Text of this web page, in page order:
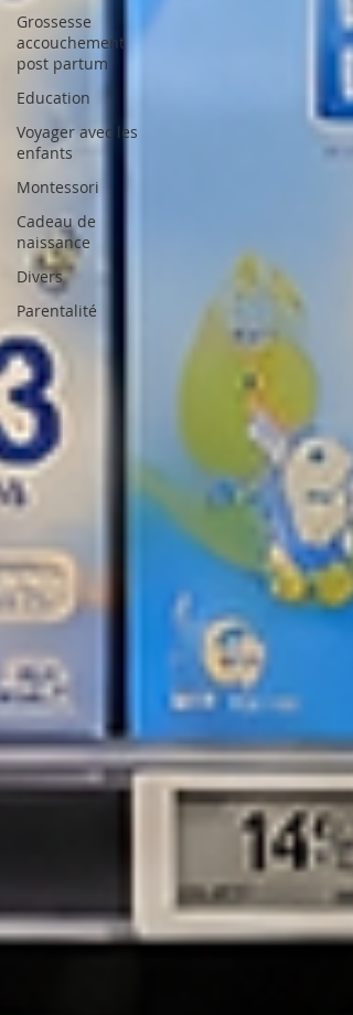
Grossesse
accouchement
post partum
Education
Voyager avec les
enfants
Montessori
Cadeau de
naissance
Divers
Parentalité